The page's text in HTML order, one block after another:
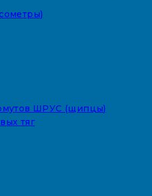
ШРУС (щипцы)
тяг